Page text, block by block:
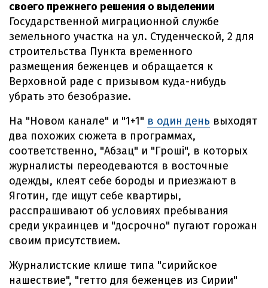
своего прежнего решения о выделении
Государственной миграционной службе
земельного участка на ул. Студенческой, 2 для
строительства Пункта временного
размещения беженцев и обращается к
Верховной раде с призывом куда-нибудь
убрать это безобразие.
На "Новом канале" и "1+1" в один день выходят
два похожих сюжета в программах,
соответственно, "Абзац" и "Гроші", в которых
журналисты переодеваются в восточные
одежды, клеят себе бороды и приезжают в
Яготин, где ищут себе квартиры,
расспрашивают об условиях пребывания
среди украинцев и "досрочно" пугают горожан
своим присутствием.
Журналистские клише типа "сирийское
нашествие", "гетто для беженцев из Сирии"